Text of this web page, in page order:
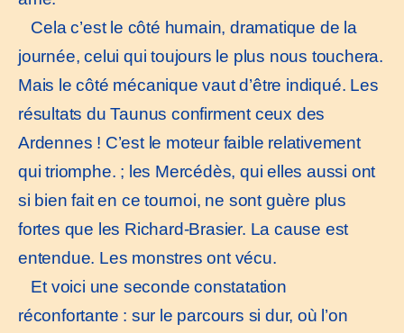
Cela c’est le côté humain, dramatique de la
journée, celui qui toujours le plus nous touchera.
Mais le côté mécanique vaut d’être indiqué. Les
résultats du Taunus confirment ceux des
Ardennes ! C’est le moteur faible relativement
qui triomphe. ; les Mercédès, qui elles aussi ont
si bien fait en ce tournoi, ne sont guère plus
fortes que les Richard-Brasier. La cause est
entendue. Les monstres ont vécu.
Et voici une seconde constatation
réconfortante : sur le parcours si dur, où l’on